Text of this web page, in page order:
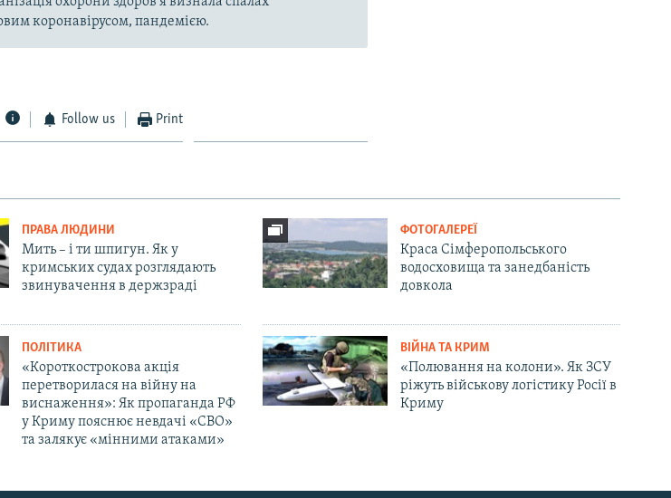
коронавірусом, пандемією.
Follow us Print
ПРАВА ЛЮДИНИ
Мить – і ти шпигун. Як у
кримських судах розглядають
звинувачення в держзраді
ФОТОГАЛЕРЕЇ
Краса Сімферопольського
водосховища та занедбаність
довкола
ПОЛІТИКА
«Короткострокова акція
перетворилася на війну на
виснаження»: Як пропаганда РФ
у Криму пояснює невдачі «СВО»
та залякує «мінними атаками»
ВІЙНА ТА КРИМ
«Полювання на колони». Як ЗСУ
ріжуть військову логістику Росії в
Криму